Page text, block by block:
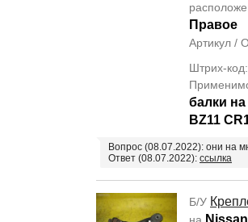
Правое
Артикул /
Штрих-
балки
BZ11
Вопрос (08.07.2022): они на
Ответ (08.07.2022): ссылка
Б/У